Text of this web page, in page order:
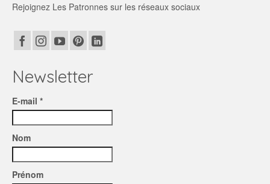
Rejoignez Les Patronnes sur les réseaux sociaux
Newsletter
E-mail *
Nom
Prénom